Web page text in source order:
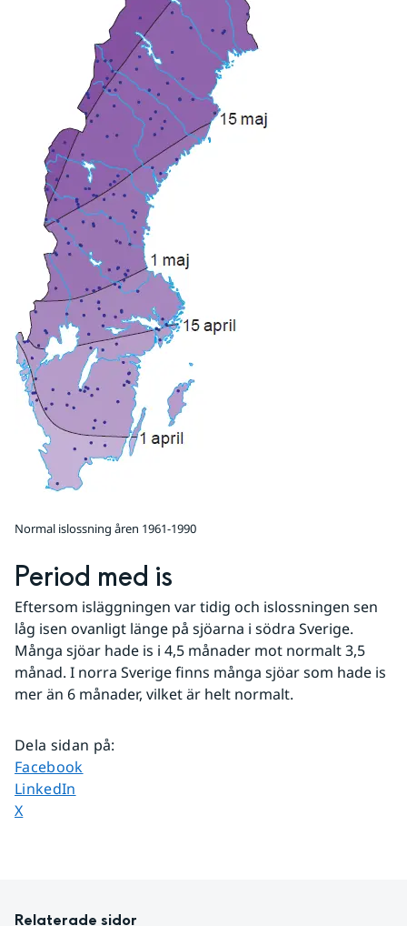
Normal islossning åren 1961-1990
Period med is
Eftersom isläggningen var tidig och islossningen sen
låg isen ovanligt länge på sjöarna i södra Sverige.
Många sjöar hade is i 4,5 månader mot normalt 3,5
månad. I norra Sverige finns många sjöar som hade is
mer än 6 månader, vilket är helt normalt.
Dela sidan på:
Dela sidan på
Facebook
Dela sidan på
LinkedIn
Dela sidan på
X
Relaterade sidor